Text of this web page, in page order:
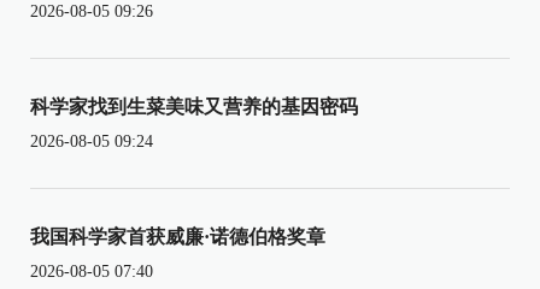
2026-08-05 09:26
科学家找到生菜美味又营养的基因密码
2026-08-05 09:24
我国科学家首获威廉·诺德伯格奖章
2026-08-05 07:40